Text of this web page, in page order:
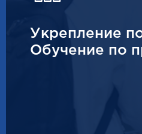
Укрепление
Обучение по